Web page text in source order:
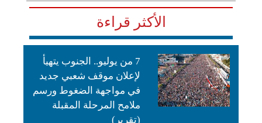
الأكثر قراءة
7 من يوليو.. الجنوب يتهيأ
لإعلان موقف شعبي جديد
في مواجهة الضغوط ورسم
ملامح المرحلة المقبلة
(تقرير)